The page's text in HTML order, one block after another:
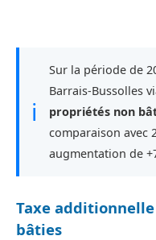
ℹ
Sur la période de
Barrais-Bussolles
propriétés non
comparaison avec
augmentation de
Taxe
bâties